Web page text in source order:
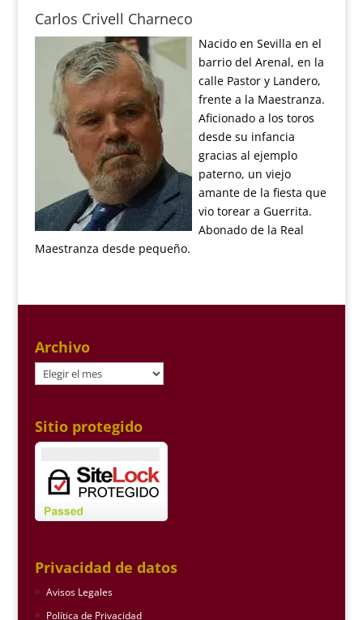
Carlos Crivell Charneco
Nacido en Sevilla en el
barrio del Arenal, en la
calle Pastor y Landero,
frente a la Maestranza.
Aficionado a los toros
desde su infancia
gracias al ejemplo
paterno, un viejo
amante de la fiesta que
vio torear a Guerrita.
Abonado de la Real
Maestranza desde pequeño.
Archivo
Archivo
Sitio protegido
Privacidad de datos
Avisos Legales
Política de Privacidad